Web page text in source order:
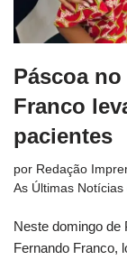
Páscoa
Franco
pacientes
por Redação
As Últimas
Neste domingo de
Fernando Franco,